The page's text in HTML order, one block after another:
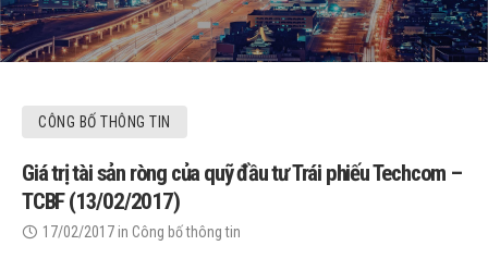
CÔNG BỐ THÔNG TIN
Giá trị tài sản ròng của quỹ đầu tư Trái phiếu Techcom –
TCBF (13/02/2017)
17/02/2017in Công bố thông tin